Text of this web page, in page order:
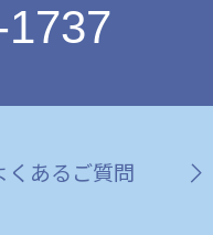
くあるご質問